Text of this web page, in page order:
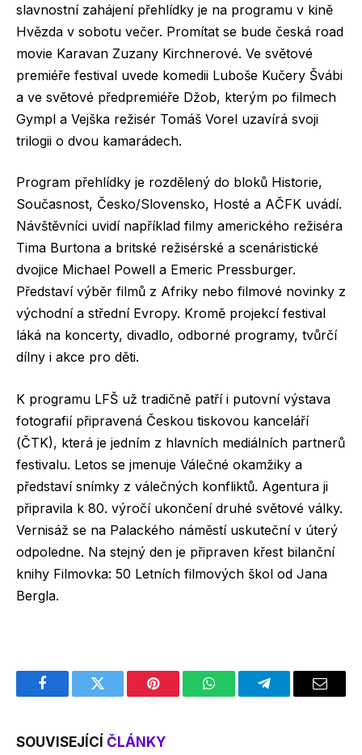
slavnostní zahájení přehlídky je na programu v kině
Hvězda v sobotu večer. Promítat se bude česká road
movie Karavan Zuzany Kirchnerové. Ve světové
premiéře festival uvede komedii Luboše Kučery Švábi
a ve světové předpremiéře Džob, kterým po filmech
Gympl a Vejška režisér Tomáš Vorel uzavírá svoji
trilogii o dvou kamarádech.
Program přehlídky je rozdělený do bloků Historie,
Současnost, Česko/Slovensko, Hosté a AČFK uvádí.
Návštěvníci uvidí například filmy amerického režiséra
Tima Burtona a britské režisérské a scenáristické
dvojice Michael Powell a Emeric Pressburger.
Představí výběr filmů z Afriky nebo filmové novinky z
východní a střední Evropy. Kromě projekcí festival
láká na koncerty, divadlo, odborné programy, tvůrčí
dílny i akce pro děti.
K programu LFŠ už tradičně patří i putovní výstava
fotografií připravená Českou tiskovou kanceláří
(ČTK), která je jedním z hlavních mediálních partnerů
festivalu. Letos se jmenuje Válečné okamžiky a
představí snímky z válečných konfliktů. Agentura ji
připravila k 80. výročí ukončení druhé světové války.
Vernisáž se na Palackého náměstí uskuteční v úterý
odpoledne. Na stejný den je připraven křest bilanční
knihy Filmovka: 50 Letních filmových škol od Jana
Bergla.
FacebookTwitter Pinterest WhatsAppTelegramEmail
SOUVISEJÍCÍ ČLÁNKY